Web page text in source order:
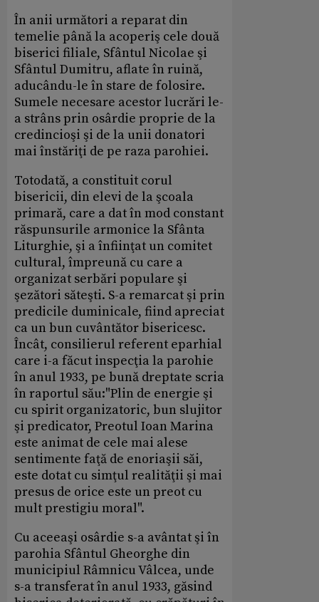
În anii următori a reparat din
temelie până la acoperiş cele două
biserici filiale, Sfântul Nicolae şi
Sfântul Dumitru, aflate în ruină,
aducându-le în stare de folosire.
Sumele necesare acestor lucrări le-
a strâns prin osârdie proprie de la
credincioşi şi de la unii donatori
mai înstăriţi de pe raza parohiei.
Totodată, a constituit corul
bisericii, din elevi de la şcoala
primară, care a dat în mod constant
răspunsurile armonice la Sfânta
Liturghie, şi a înfiinţat un comitet
cultural, împreună cu care a
organizat serbări populare şi
şezători săteşti. S-a remarcat şi prin
predicile duminicale, fiind apreciat
ca un bun cuvântător bisericesc.
Încât, consilierul referent eparhial
care i-a făcut inspecţia la parohie
în anul 1933, pe bună dreptate scria
în raportul său:"Plin de energie şi
cu spirit organizatoric, bun slujitor
şi predicator, Preotul Ioan Marina
este animat de cele mai alese
sentimente faţă de enoriaşii săi,
este dotat cu simţul realităţii şi mai
presus de orice este un preot cu
mult prestigiu moral".
Cu aceeaşi osârdie s-a avântat şi în
parohia Sfântul Gheorghe din
municipiul Râmnicu Vâlcea, unde
s-a transferat în anul 1933, găsind